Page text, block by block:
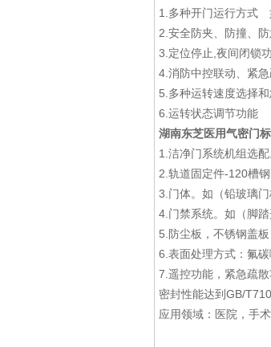
1.多种开门运行方式
2.安全防夹、防撞、
3.定位停止,夜间闭锁
4.消防中控联动、紧
5.多种运转速度选择
6.运转状态调节功能
湖南东芝医用气密门
1.洁净门系统机组选配
2.轨道固定件-120槽
3.门体。如（铅玻璃
4.门禁系统。如（脚
5.防尘板，不锈钢盖
6.表面处理方式：氟碳
7.遥控功能，紧急疏散
密封性能达到GB/
应用领域：医院，手